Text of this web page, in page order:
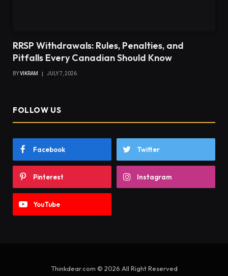
RRSP Withdrawals: Rules, Penalties, and
Pitfalls Every Canadian Should Know
BYVIKRAM JULY 7, 2026
FOLLOW US
Facebook Twitter
Pinterest Instagram
YouTube
Thinkdear.com © 2026 All Right Reserved